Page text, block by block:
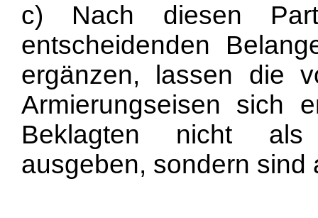
c) Nach diesen
entscheidenden
ergänzen, lassen die
Armierungseisen sich
Beklagten nicht als
ausgeben, sondern sind